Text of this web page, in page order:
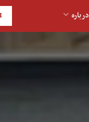
درباره